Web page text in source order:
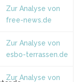
Zur Analyse von
free-news.de
Zur Analyse von
esbo-terrassen.de
Zur Analyse von